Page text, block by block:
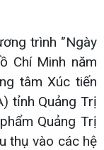
trình ‘’Ngày
Chí Minh năm
tâm Xúc tiến
tỉnh Quảng Trị
Quảng Trị
thụ vào các hệ